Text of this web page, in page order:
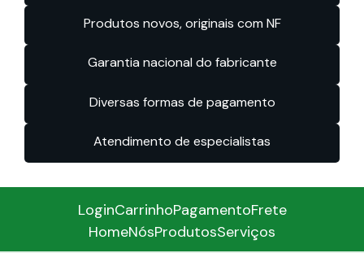
Produtos novos, originais com NF
Garantia nacional do fabricante
Diversas formas de pagamento
Atendimento de especialistas
LoginCarrinhoPagamentoFrete
HomeNósProdutosServiços